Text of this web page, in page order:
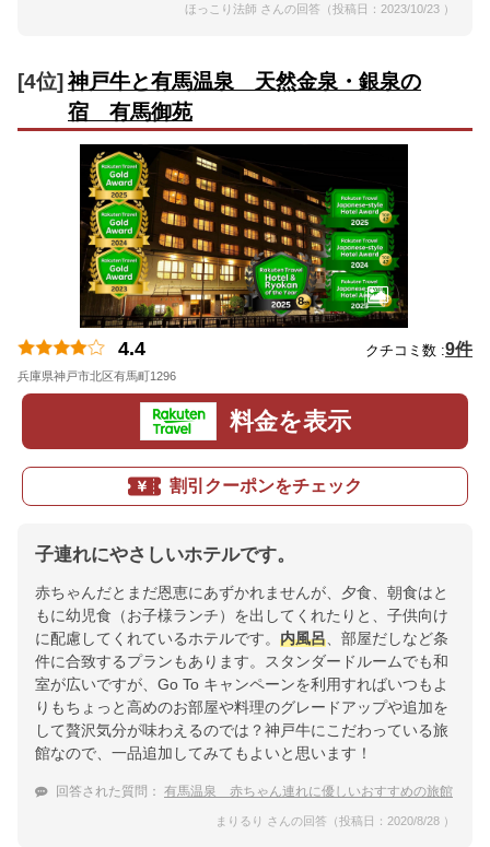
ほっこり法師 さんの回答（投稿日：2023/10/23 ）
[4位]神戸牛と有馬温泉 天然金泉・銀泉の
宿 有馬御苑
4.4 クチコミ数 :9件
兵庫県神戸市北区有馬町1296
料金を表示
割引クーポンをチェック
子連れにやさしいホテルです。
赤ちゃんだとまだ恩恵にあずかれませんが、夕食、朝食はと
もに幼児食（お子様ランチ）を出してくれたりと、子供向け
に配慮してくれているホテルです。 内風呂、部屋だしなど条
件に合致するプランもあります。スタンダードルームでも和
室が広いですが、Go To キャンペーンを利用すればいつもよ
りもちょっと高めのお部屋や料理のグレードアップや追加を
して贅沢気分が味わえるのでは？神戸牛にこだわっている旅
館なので、一品追加してみてもよいと思います！
回答された質問： 有馬温泉 赤ちゃん連れに優しいおすすめの旅館
まりるり さんの回答（投稿日：2020/8/28 ）